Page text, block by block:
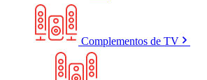
Complementos de TV